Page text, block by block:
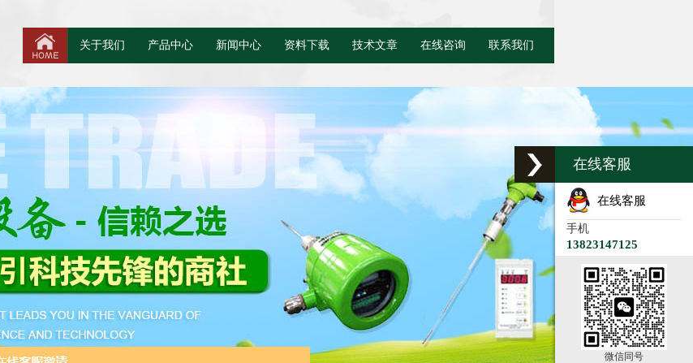
关于我们 产品中心 新闻中心 资料下载 技术文章 在线咨询 联系我们
在线客服
在线客服
手机
13823147125
微信同号